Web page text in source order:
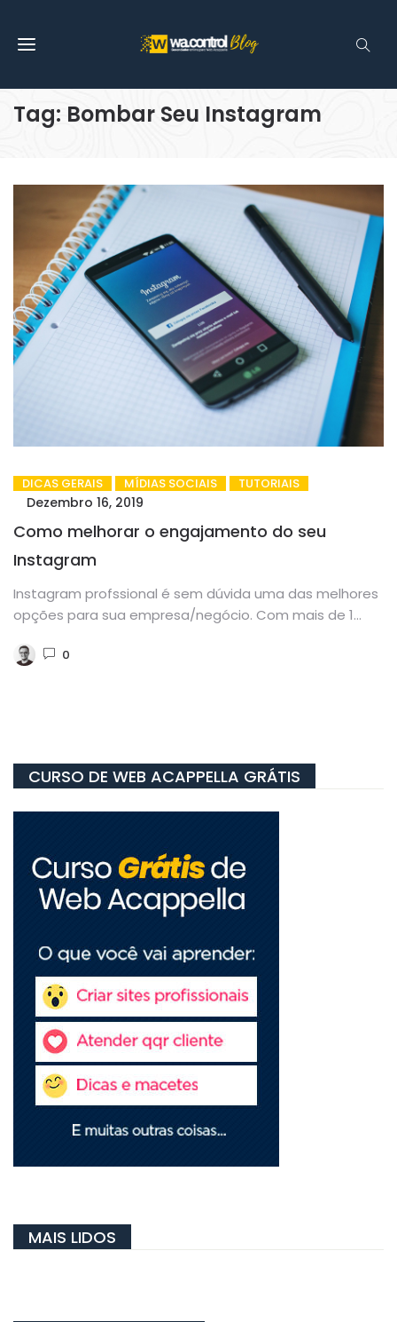
Tag: Bombar Seu Instagram
DICAS GERAIS MÍDIAS SOCIAIS TUTORIAIS
Dezembro 16, 2019
Como melhorar o engajamento do seu
Instagram
Instagram profssional é sem dúvida uma das melhores
opções para sua empresa/negócio. Com mais de 1
0
CURSO DE WEB ACAPPELLA GRÁTIS
MAIS LIDOS